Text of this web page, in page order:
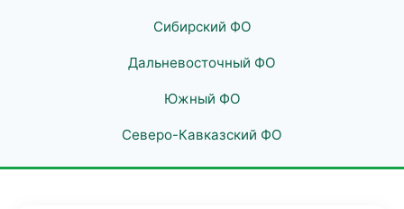
Сибирский ФО
Дальневосточный ФО
Южный ФО
Северо-Кавказский ФО